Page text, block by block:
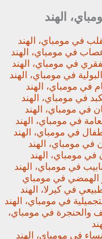
الهند
في مومباي، الهند
في مومباي، الهند
في مومباي، الهند
في مومباي، الهند
في مومباي، الهند
في مومباي، الهند
في مومباي، الهند
في مومباي، الهند
في مومباي، الهند
في مومباي، الهند
في مومباي، الهند
في مومباي، الهند
الهمضي في مومباي
في كيرلا، الهند
في مومباي، الهند
والحنجرة في مومباي،
في مومباي، الهند